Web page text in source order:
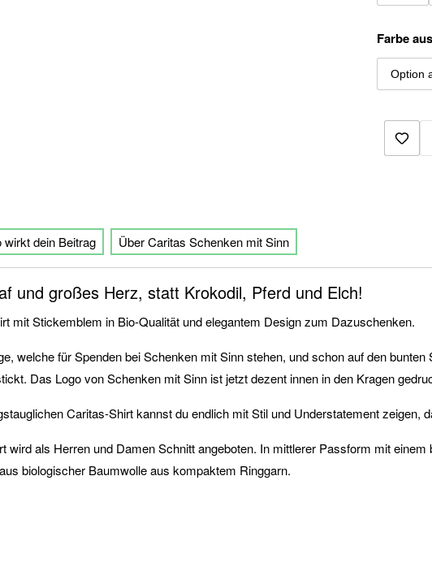
Farbe
Zur
und großes Herz, statt Krokodil, Pferd und Elch!
mit Stickemblem in Bio-Qualität und elegantem Design zum Dazuschenken.
welche für Spenden bei Schenken mit Sinn stehen, und schon auf den
Das Logo von Schenken mit Sinn ist jetzt dezent innen in den Kragen
Caritas-Shirt kannst du endlich mit Stil und Understatement zeigen,
wird als Herren und Damen Schnitt angeboten. In mittlerer Passform mit
biologischer Baumwolle aus kompaktem Ringgarn.
wirkt dein Beitrag Über Caritas Schenken mit Sinn